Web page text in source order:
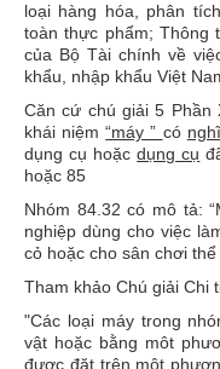
loại hàng hóa, phân
toàn thực phẩm; Thông
của Bộ Tài chính về
khẩu, nhập khẩu Việt
Căn cứ chú giải 5 Phần
khái niệm“máy ” có
dụng cụ hoặcdụng cụ
hoặc 85
Nhóm 84.32 có mô tả:
nghiệp dùng cho việc
cỏ hoặc cho sân chơi thể
Tham khảo Chú giải Chi
"Các loại máy trong
vật hoặc bằng môt
được đặt trên một